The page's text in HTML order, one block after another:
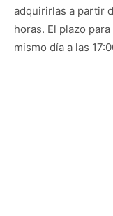
adquirirlas a partir
horas. El plazo
mismo día a las